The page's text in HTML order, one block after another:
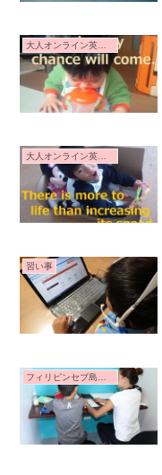
大人オンライン英会話
大人オンライン英会話
習い事